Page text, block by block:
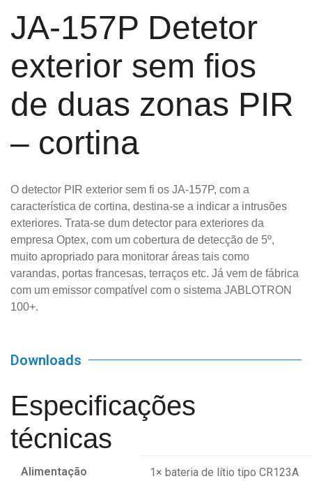
JA-157P Detetor
exterior sem fios
de duas zonas PIR
– cortina
O detector PIR exterior sem fi os JA-157P, com a
característica de cortina, destina-se a indicar a intrusões
exteriores. Trata-se dum detector para exteriores da
empresa Optex, com um cobertura de detecção de 5º,
muito apropriado para monitorar áreas tais como
varandas, portas francesas, terraços etc. Já vem de fábrica
com um emissor compatível com o sistema JABLOTRON
100+.
Downloads
Especificações
técnicas
Alimentação
1× bateria de lítio tipo CR123A